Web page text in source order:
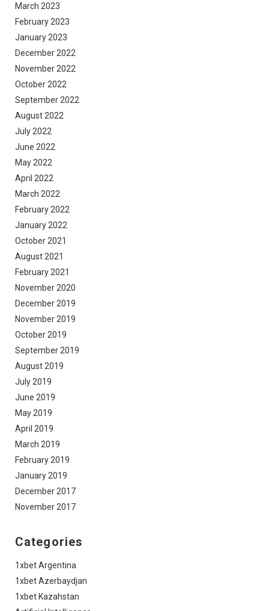
March 2023
February 2023
January 2023
December 2022
November 2022
October 2022
September 2022
August 2022
July 2022
June 2022
May 2022
April 2022
March 2022
February 2022
January 2022
October 2021
August 2021
February 2021
November 2020
December 2019
November 2019
October 2019
September 2019
August 2019
July 2019
June 2019
May 2019
April 2019
March 2019
February 2019
January 2019
December 2017
November 2017
Categories
1xbet Argentina
1xbet Azerbaydjan
1xbet Kazahstan